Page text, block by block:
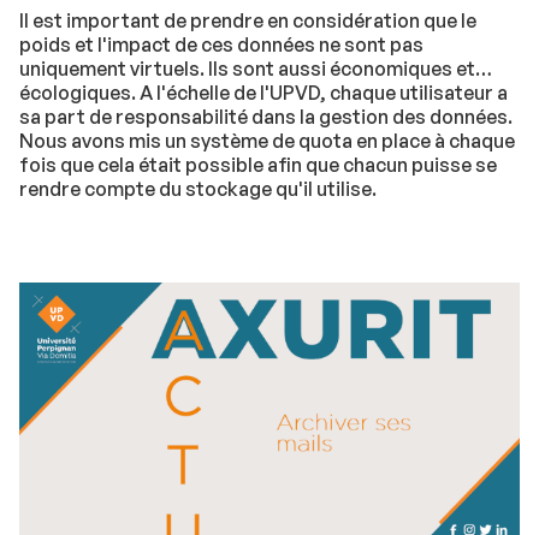
Il est important de prendre en considération que le
poids et l'impact de ces données ne sont pas
uniquement virtuels. Ils sont aussi économiques et
écologiques. A l'échelle de l'UPVD, chaque utilisateur a
sa part de responsabilité dans la gestion des données.
Nous avons mis un système de quota en place à chaque
fois que cela était possible afin que chacun puisse se
rendre compte du stockage qu'il utilise.